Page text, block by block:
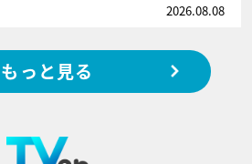
2026.08.08
もっと見る